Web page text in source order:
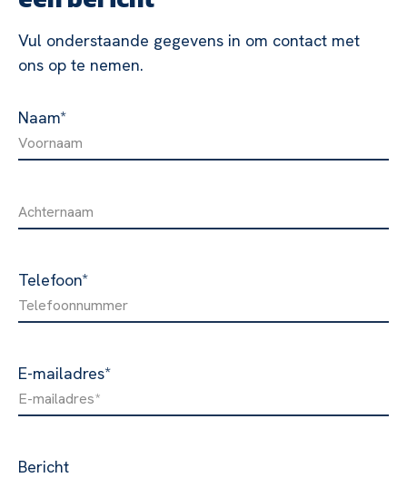
Vul onderstaande gegevens in om contact met
ons op te nemen.
Naam*
Telefoon*
E-mailadres*
Bericht